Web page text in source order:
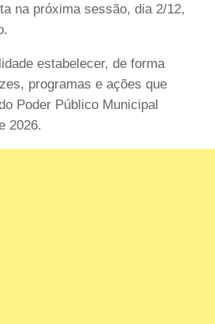
na próxima sessão, dia 2/12,
estabelecer, de forma
programas e ações que
Poder Público Municipal
2026.